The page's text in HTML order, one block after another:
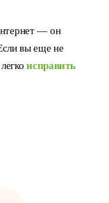
— он
вы еще не
исправить